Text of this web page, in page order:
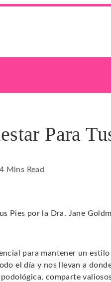
Para
4 Mins Read
Pies por la Dra. Jane
para mantener un
el día y nos llevan a
comparte